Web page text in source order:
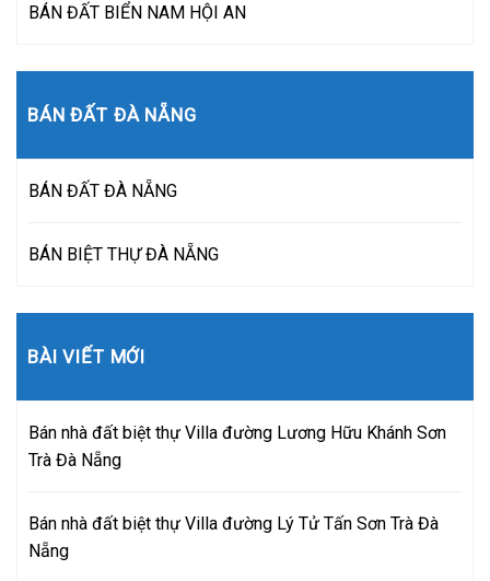
BÁN ĐẤT BIỂN NAM HỘI AN
BÁN ĐẤT ĐÀ NẴNG
BÁN ĐẤT ĐÀ NẴNG
BÁN BIỆT THỰ ĐÀ NẴNG
BÀI VIẾT MỚI
Bán nhà đất biệt thự Villa đường Lương Hữu Khánh Sơn
Trà Đà Nẵng
Bán nhà đất biệt thự Villa đường Lý Tử Tấn Sơn Trà Đà
Nẵng